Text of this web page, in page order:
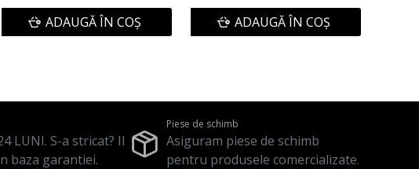
ADAUGĂ ÎN COŞ ADAUGĂ ÎN COŞ
LUNI. S-a stricat? Il
baza garantiei.
Piese de schimb
Asiguram piese de schimb
pentru produsele comercializate.